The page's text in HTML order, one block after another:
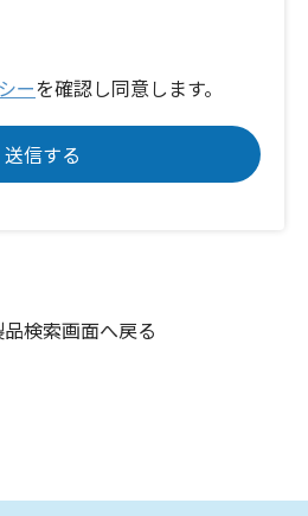
ーを確認し同意します。
品検索画面へ戻る